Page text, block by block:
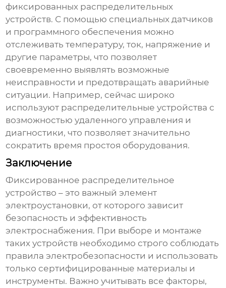
фиксированных распределительных
устройств. С помощью специальных датчиков
и программного обеспечения можно
отслеживать температуру, ток, напряжение и
другие параметры, что позволяет
своевременно выявлять возможные
неисправности и предотвращать аварийные
ситуации. Например, сейчас широко
используют распределительные устройства с
возможностью удаленного управления и
диагностики, что позволяет значительно
сократить время простоя оборудования.
Заключение
Фиксированное распределительное
устройство – это важный элемент
электроустановки, от которого зависит
безопасность и эффективность
электроснабжения. При выборе и монтаже
таких устройств необходимо строго соблюдать
правила электробезопасности и использовать
только сертифицированные материалы и
инструменты. Важно учитывать все факторы,